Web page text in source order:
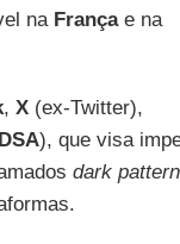
na Françae na
, X(ex-Twitter),
), que visa
dark